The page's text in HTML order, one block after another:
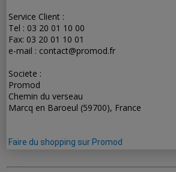
Service Client :
Tel : 03 20 01 10 00
Fax: 03 20 01 10 01
e-mail : contact@promod.fr
Societe :
Promod
Chemin du verseau
Marcq en Baroeul (59700), France
Faire du shopping sur Promod